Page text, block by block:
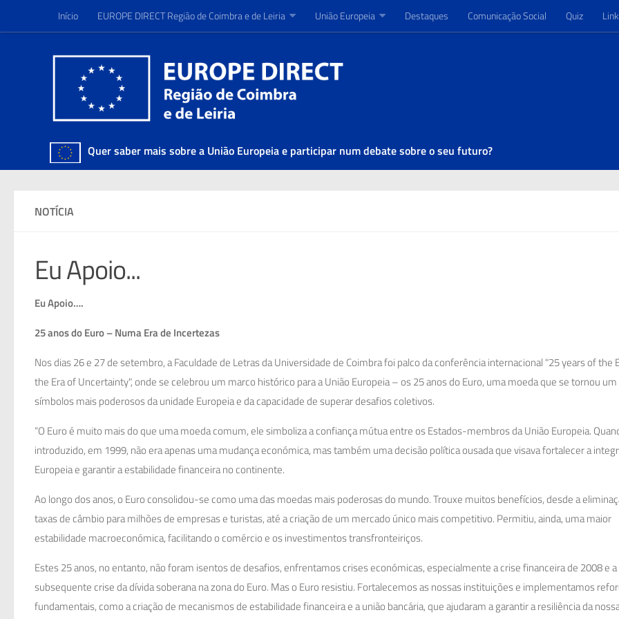
Início EUROPE DIRECT Região de Coimbra e de Leiria União Europeia Destaques Comunicação Social Quiz
Quer saber mais sobre a União Europeia e participar num debate sobre o seu futuro?
NOTÍCIA
Eu Apoio...
Eu Apoio….
25 anos do Euro – Numa Era de Incertezas
Nos dias 26 e 27 de setembro, a Faculdade de Letras da Universidade de Coimbra foi palco da conferência internacional "25 years of the
the Era of Uncertainty", onde se celebrou um marco histórico para a União Europeia – os 25 anos do Euro, uma moeda que se tornou
símbolos mais poderosos da unidade Europeia e da capacidade de superar desafios coletivos.
“O Euro é muito mais do que uma moeda comum, ele simboliza a confiança mútua entre os Estados-membros da União Europeia.
introduzido, em 1999, não era apenas uma mudança económica, mas também uma decisão política ousada que visava fortalecer a
Europeia e garantir a estabilidade financeira no continente.
Ao longo dos anos, o Euro consolidou-se como uma das moedas mais poderosas do mundo. Trouxe muitos benefícios, desde a
taxas de câmbio para milhões de empresas e turistas, até a criação de um mercado único mais competitivo. Permitiu, ainda, uma maior
estabilidade macroeconómica, facilitando o comércio e os investimentos transfronteiriços.
Estes 25 anos, no entanto, não foram isentos de desafios, enfrentamos crises económicas, especialmente a crise financeira de 2008 e a
subsequente crise da dívida soberana na zona do Euro. Mas o Euro resistiu. Fortalecemos as nossas instituições e implementamos
fundamentais, como a criação de mecanismos de estabilidade financeira e a união bancária, que ajudaram a garantir a resiliência da
Início EUROPE DIRECT Região de Coimbra e de Leiria União Europeia Destaques Comunicação Social Quiz